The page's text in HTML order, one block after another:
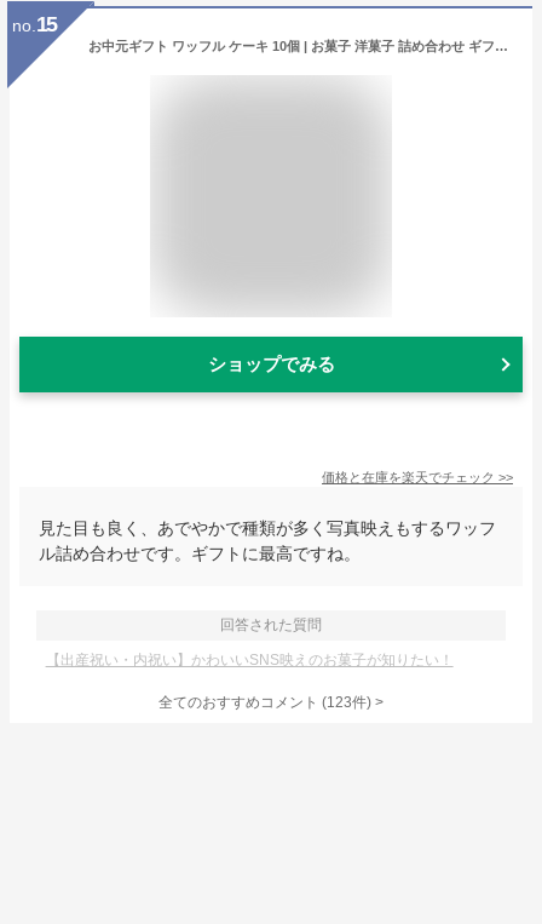
no. 15
お中元ギフト ワッフル ケーキ 10個 | お菓子 洋菓子 詰め合わせ ギフト 個包装 お中元 御中元 ワッフルケーキ スイーツ 冷凍 お取り寄せスイーツ 女性 彼女 妻 お中元スウィーツ 誕生日プレゼント ワッフルサンド かわいい おしゃれ 手土産 お礼 3000円 送料無料
ショップでみる
価格と在庫を楽天でチェック >>
見た目も良く、あでやかで種類が多く写真映えもするワッフ
ル詰め合わせです。ギフトに最高ですね。
回答された質問
【出産祝い・内祝い】かわいいSNS映えのお菓子が知りたい！
全てのおすすめコメント (123件) >